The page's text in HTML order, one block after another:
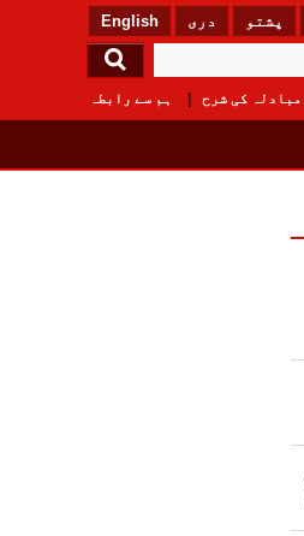
English دری پشتو
ہم سے رابطہ مبادلہ کی شرح